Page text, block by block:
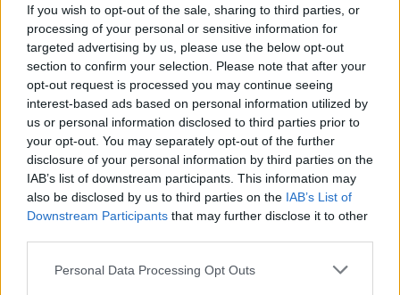
If you wish to opt-out of the sale, sharing to third parties, or
processing of your personal or sensitive information for
targeted advertising by us, please use the below opt-out
section to confirm your selection. Please note that after your
opt-out request is processed you may continue seeing
interest-based ads based on personal information utilized by
us or personal information disclosed to third parties prior to
your opt-out. You may separately opt-out of the further
disclosure of your personal information by third parties on the
IAB’s list of downstream participants. This information may
also be disclosed by us to third parties on the IAB’s List of
Downstream Participants that may further disclose it to other
Please note that this website/app uses one or more Google
Personal Data Processing Opt Outs